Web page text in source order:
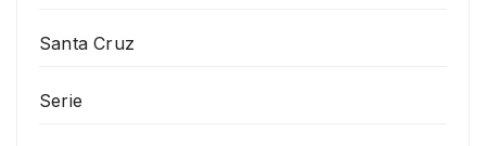
Santa Cruz
Serie